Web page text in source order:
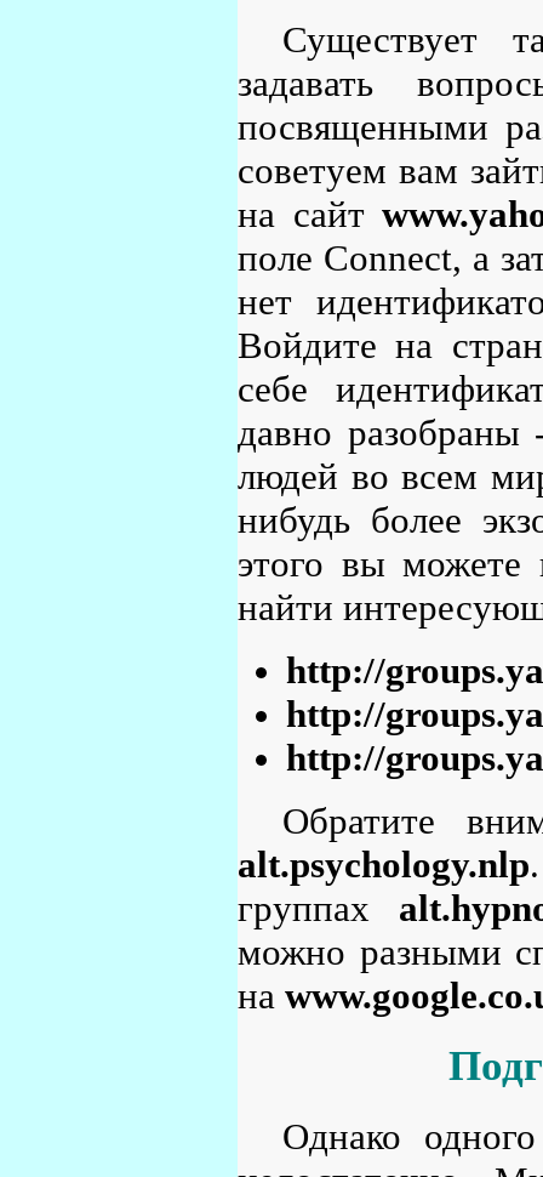
Существует
задавать
посвященными
советуем вам
на сайт
поле Connect, а
нет
Войдите на
себе
давно разобраны
людей во всем
нибудь более
этого вы
найти
http://
http://
http://
Обратите
alt.psychology.nlp
группах
можно разными
на
Однако